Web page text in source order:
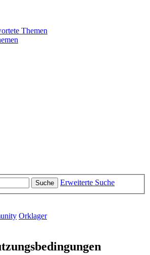
Themen
Suche Erweiterte Suche
Orklager